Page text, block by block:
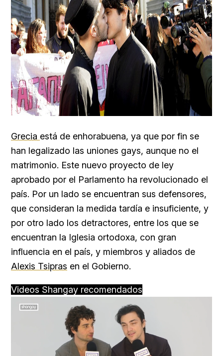
Grecia está de enhorabuena, ya que por fin se
han legalizado las uniones gays, aunque no el
matrimonio. Este nuevo proyecto de ley
aprobado por el Parlamento ha revolucionado el
país. Por un lado se encuentran sus defensores,
que consideran la medida tardía e insuficiente, y
por otro lado los detractores, entre los que se
encuentran la Iglesia ortodoxa, con gran
influencia en el país, y miembros y aliados de
Alexis Tsipras en el Gobierno.
Videos Shangay recomendados